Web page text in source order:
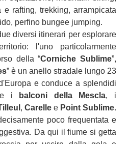
rafting, trekking, arrampicata
perfino bungee jumping.
diversi itinerari per esplorare
l'uno particolarmente
della “Corniche Sublime”,
” è un anello stradale lungo 23
e conduce a splendidi
i
balconi della Mescla, i
, Carelle e Point Sublime.
poco frequentata e
Da qui il fiume si getta